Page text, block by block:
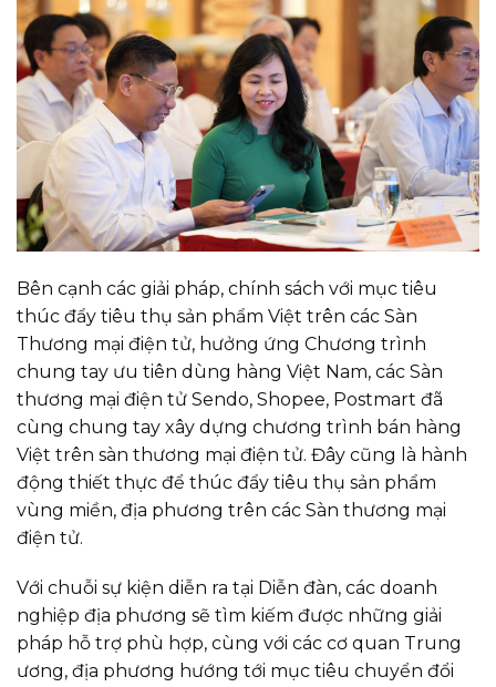
Bên cạnh các giải pháp, chính sách với mục tiêu
thúc đẩy tiêu thụ sản phẩm Việt trên các Sàn
Thương mại điện tử, hưởng ứng Chương trình
chung tay ưu tiên dùng hàng Việt Nam, các Sàn
thương mại điện tử Sendo, Shopee, Postmart đã
cùng chung tay xây dựng chương trình bán hàng
Việt trên sàn thương mại điện tử. Đây cũng là hành
động thiết thực để thúc đẩy tiêu thụ sản phẩm
vùng miền, địa phương trên các Sàn thương mại
điện tử.
Với chuỗi sự kiện diễn ra tại Diễn đàn, các doanh
nghiệp địa phương sẽ tìm kiếm được những giải
pháp hỗ trợ phù hợp, cùng với các cơ quan Trung
ương, địa phương hướng tới mục tiêu chuyển đổi